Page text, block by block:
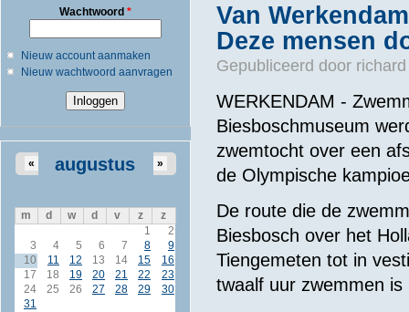
Wachtwoord *
Nieuw account aanmaken
Nieuw wachtwoord aanvragen
augustus
« »
m d w d v z
z
1
2
3
4 5 6 7 8
9
10
11 12 13 14 15
16
17
18 19 20 21 22
23
24
25 26 27 28 29
30
31
Van
Deze mensen
Gepubliceerd door
WERKENDAM -
Biesboschmuseum
zwemtocht over een
de Olympische
De route die de
Biesbosch over het
Tiengemeten tot in
twaalf uur zwemmen